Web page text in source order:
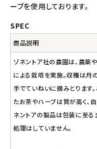
ご利用ガイド等
アカウント情報
meeting_room person
ーブを使用しております。
SPEC
商品説明
ゾネントア社の農園は、農薬
による栽培を実施。収穫は月
手でていねいに摘みとります
たお茶やハーブは質が高く、
ネントアの製品は包装に至る
処理はしていません。